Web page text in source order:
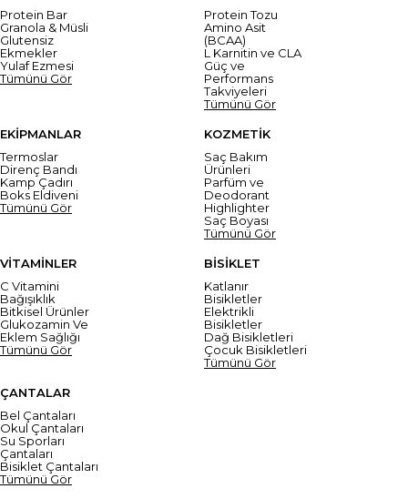
Protein Bar
Granola & Müsli
Glutensiz
Ekmekler
Yulaf Ezmesi
Tümünü Gör
Protein Tozu
Amino Asit
(BCAA)
L Karnitin ve CLA
Güç ve
Performans
Takviyeleri
Tümünü Gör
EKİPMANLAR
Termoslar
Direnç Bandı
Kamp Çadırı
Boks Eldiveni
Tümünü Gör
KOZMETİK
Saç Bakım
Ürünleri
Parfüm ve
Deodorant
Highlighter
Saç Boyası
Tümünü Gör
VİTAMİNLER
C Vitamini
Bağışıklık
Bitkisel Ürünler
Glukozamin Ve
Eklem Sağlığı
Tümünü Gör
BİSİKLET
Katlanır
Bisikletler
Elektrikli
Bisikletler
Dağ Bisikletleri
Çocuk Bisikletleri
Tümünü Gör
ÇANTALAR
Bel Çantaları
Okul Çantaları
Su Sporları
Çantaları
Bisiklet Çantaları
Tümünü Gör